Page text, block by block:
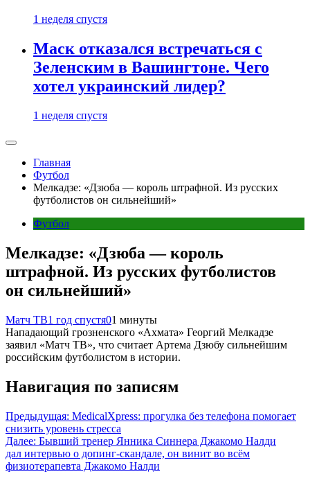
1 неделя спустя
Маск отказался встречаться с
Зеленским в Вашингтоне. Чего
хотел украинский лидер?
1 неделя спустя
Главная
Футбол
Мелкадзе: «Дзюба — король штрафной. Из русских
футболистов он сильнейший»
Футбол
Мелкадзе: «Дзюба — король
штрафной. Из русских футболистов
он сильнейший»
Матч ТВ1 год спустя01 минуты
Нападающий грозненского «Ахмата» Георгий Мелкадзе
заявил «Матч ТВ», что считает Артема Дзюбу сильнейшим
российским футболистом в истории.
Навигация по записям
Предыдущая: MedicalXpress: прогулка без телефона помогает
снизить уровень стресса
Далее: Бывший тренер Янника Синнера Джакомо Налди
дал интервью о допинг-скандале, он винит во всём
физиотерапевта Джакомо Налди